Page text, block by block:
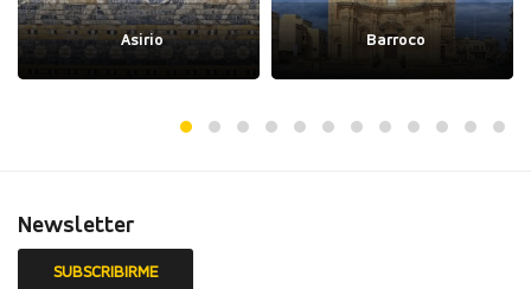
Asirio Barroco
Newsletter